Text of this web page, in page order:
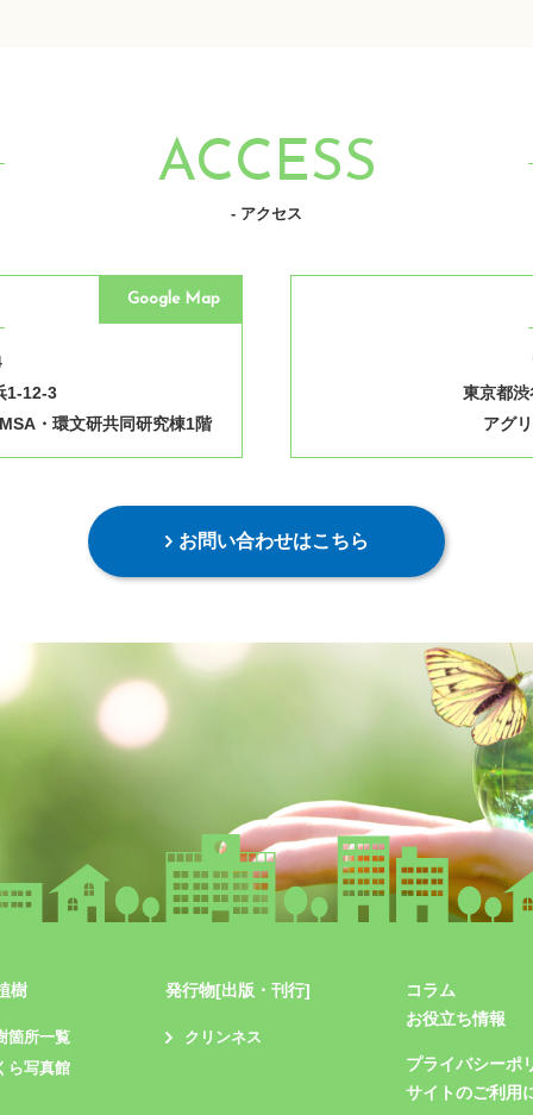
ACCESS
- アクセス
1-12-3
・環文研共同研究棟1階
Google Map
東京都
アグ
お問い合わせはこちら
樹
箇所一覧
ら写真館
発行物[出版・刊行]
クリンネス
コラム
お役立ち情報
プライバシーポ
サイトのご利用